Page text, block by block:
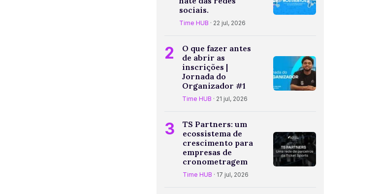
sociais.
Time HUB · 22 jul, 2026
2
O que fazer antes
de abrir as
inscrições |
Jornada do
Organizador #1
Time HUB · 21 jul, 2026
3
TS Partners: um
ecossistema de
crescimento para
empresas de
cronometragem
Time HUB · 17 jul, 2026